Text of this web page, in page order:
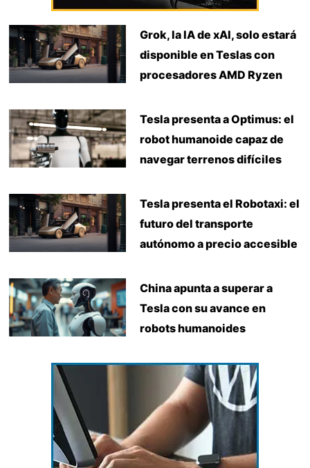
Grok, la IA de xAI, solo estará
disponible en Teslas con
procesadores AMD Ryzen
Tesla presenta a Optimus: el
robot humanoide capaz de
navegar terrenos difíciles
Tesla presenta el Robotaxi: el
futuro del transporte
autónomo a precio accesible
China apunta a superar a
Tesla con su avance en
robots humanoides